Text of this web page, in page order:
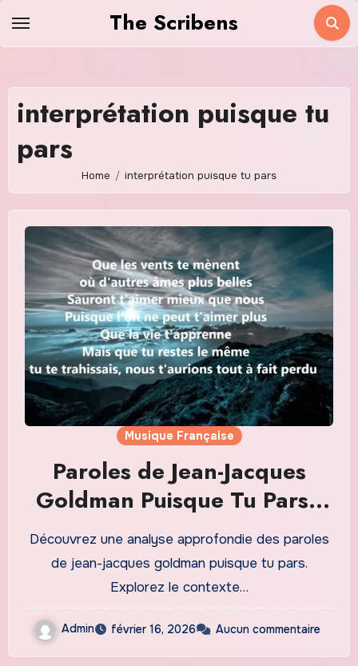
The Scribens
interprétation puisque tu
pars
Home interprétation puisque tu pars
Musique Française
Paroles de Jean-Jacques
Goldman Puisque Tu Pars :
Analyse Émotionnelle et
Contexte Culturel
Découvrez une analyse approfondie des paroles
de jean-jacques goldman puisque tu pars.
Explorez le contexte…
Admin février 16, 2026 Aucun commentaire